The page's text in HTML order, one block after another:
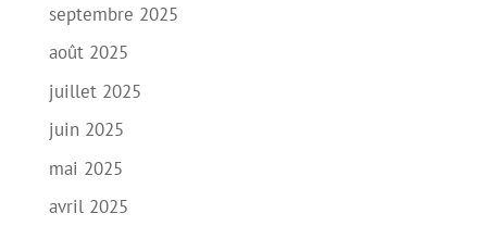
septembre 2025
août 2025
juillet 2025
juin 2025
mai 2025
avril 2025